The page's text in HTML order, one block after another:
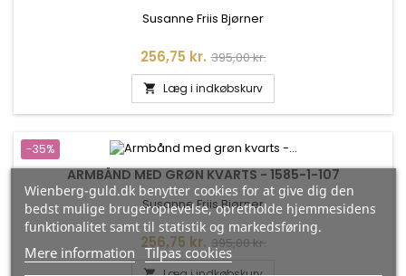
Susanne Friis Bjørner
Pris
256,75 kr. Normalpris
395,00 kr.
 Læg i indkøbskurv
-35%
ARMBÅND MED GRØN KVARTS - 1585-1-107
Susanne Friis Bjørner
Pris
256,75 kr. Normalpris
395,00 kr.

Wienberg-guld.dk benytter cookies for at give dig den
bedst mulige brugeroplevelse, opretholde hjemmesidens
funktionalitet samt til statistik og markedsføring.
Mere information Tilpas cookies